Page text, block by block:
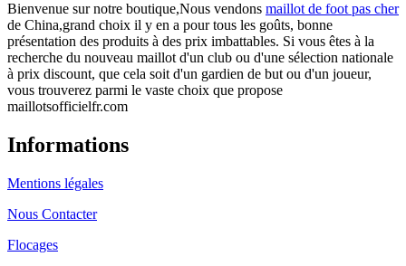
Bienvenue sur notre boutique,Nous vendons maillot de foot pas cher
de China,grand choix il y en a pour tous les goûts, bonne
présentation des produits à des prix imbattables. Si vous êtes à la
recherche du nouveau maillot d'un club ou d'une sélection nationale
à prix discount, que cela soit d'un gardien de but ou d'un joueur,
vous trouverez parmi le vaste choix que propose
maillotsofficielfr.com
Informations
Mentions légales
Nous Contacter
Flocages